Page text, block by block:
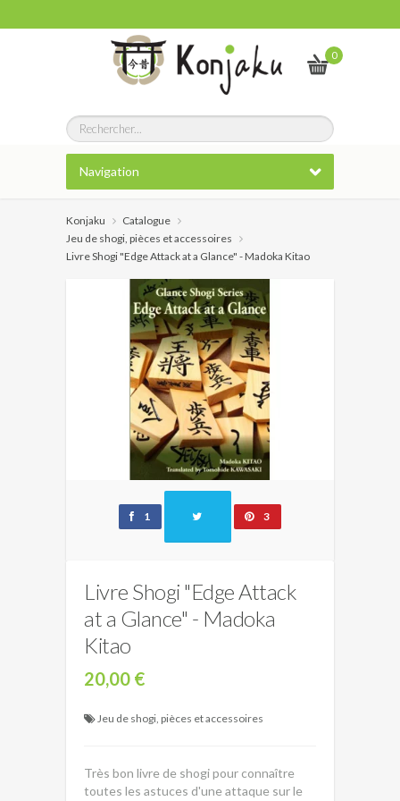
0
Navigation
Konjaku
Catalogue
Jeu de shogi, pièces et accessoires
Livre Shogi "Edge Attack at a Glance" - Madoka Kitao
1 3
Livre Shogi "Edge Attack
at a Glance" - Madoka
Kitao
20,00 €
Jeu de shogi, pièces et accessoires
Très bon livre de shogi pour connaître
toutes les astuces d'une attaque sur le